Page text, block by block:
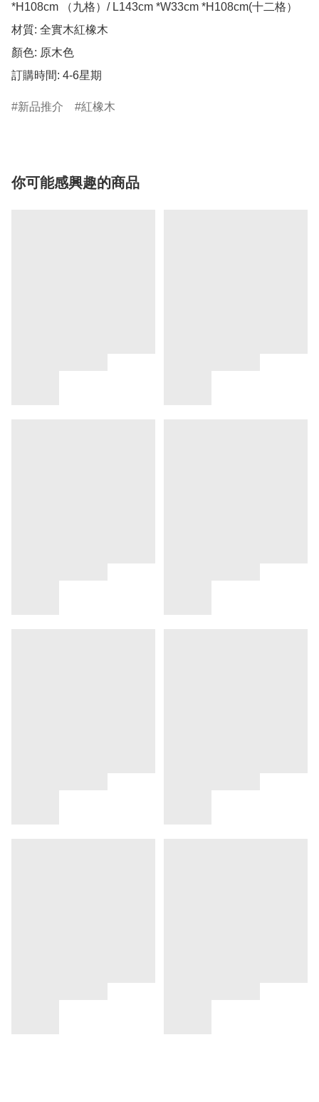
*H108cm （九格）/ L143cm *W33cm *H108cm(十二格）
材質: 全實木紅橡木
顏色: 原木色
訂購時間: 4-6星期
新品推介 紅橡木
你可能感興趣的商品